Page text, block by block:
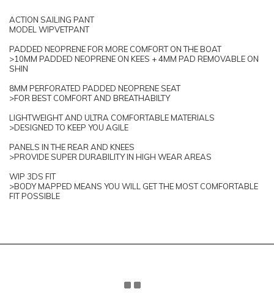
ACTION SAILING PANT
MODEL WIPVETPANT
PADDED NEOPRENE FOR MORE COMFORT ON THE BOAT
>10MM PADDED NEOPRENE ON KEES + 4MM PAD REMOVABLE ON
SHIN
8MM PERFORATED PADDED NEOPRENE SEAT
>FOR BEST COMFORT AND BREATHABILTY
LIGHTWEIGHT AND ULTRA COMFORTABLE MATERIALS
>DESIGNED TO KEEP YOU AGILE
PANELS IN THE REAR AND KNEES
>PROVIDE SUPER DURABILITY IN HIGH WEAR AREAS
WIP 3DS FIT
>BODY MAPPED MEANS YOU WILL GET THE MOST COMFORTABLE
FIT POSSIBLE